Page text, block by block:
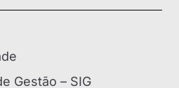
Gestão – SIG